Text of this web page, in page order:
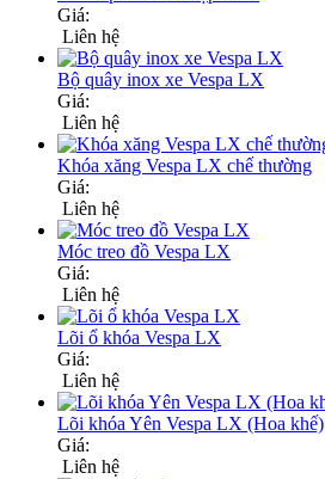
Giá:
Liên hệ
Bộ quây inox xe Vespa LX
Giá:
Liên hệ
Khóa xăng Vespa LX chế thường
Giá:
Liên hệ
Móc treo đồ Vespa LX
Giá:
Liên hệ
Lõi ổ khóa Vespa LX
Giá:
Liên hệ
Lõi khóa Yên Vespa LX (Hoa khế)
Giá:
Liên hệ